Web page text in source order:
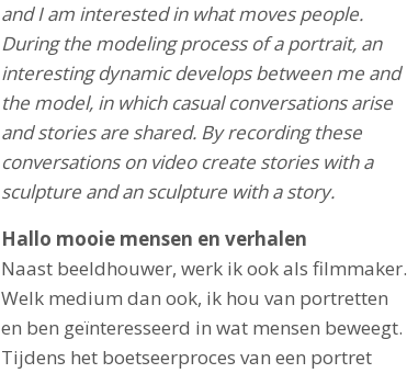
and I am interested in what moves people.
During the modeling process of a portrait, an
interesting dynamic develops between me and
the model, in which casual conversations arise
and stories are shared. By recording these
conversations on video create stories with a
sculpture and an sculpture with a story.
Hallo mooie mensen en verhalen
Naast beeldhouwer, werk ik ook als filmmaker.
Welk medium dan ook, ik hou van portretten
en ben geïnteresseerd in wat mensen beweegt.
Tijdens het boetseerproces van een portret